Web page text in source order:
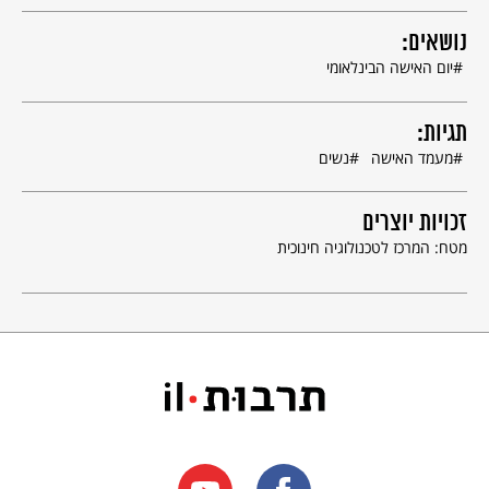
נושאים:
יום האישה הבינלאומי
תגיות:
מעמד האישה נשים
זכויות יוצרים
מטח: המרכז לטכנולוגיה חינוכית